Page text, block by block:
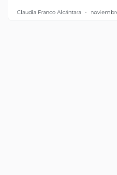
Claudia Franco Alcántara